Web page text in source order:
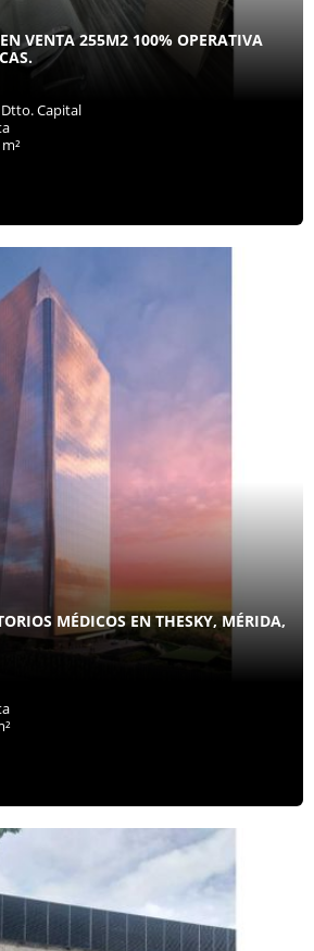
VENTA 255M2 100% OPERATIVA
Capital
MÉDICOS EN THESKY, MÉRIDA,